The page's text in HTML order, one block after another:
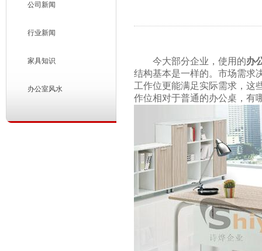
公司新闻
行业新闻
家具知识
办公室风水
今大部分企业，使用的办
结构基本是一样的。市场需求
工作位更能满足实际需求，这
作位相对于普通的办公桌，有